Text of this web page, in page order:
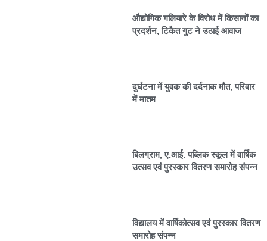
औद्योगिक गलियारे के विरोध में किसानों का
प्रदर्शन, टिकैत गुट ने उठाई आवाज
दुर्घटना में युवक की दर्दनाक मौत, परिवार
में मातम
बिलग्राम, ए.आई. पब्लिक स्कूल में वार्षिक
उत्सव एवं पुरस्कार वितरण समारोह संपन्न
विद्यालय में वार्षिकोत्सव एवं पुरस्कार वितरण
समारोह संपन्न